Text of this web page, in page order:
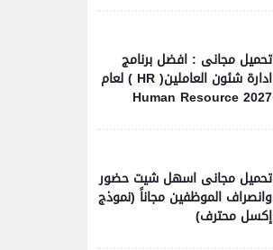
تحميل مجانى : افضل برنامج
ادارة شئون العاملين( HR ) لعام
2027 Human Resource
تحميل مجانى اسهل شيت حضور
وانصراف الموظفين مجاناً (نموذج
إكسل محترف)